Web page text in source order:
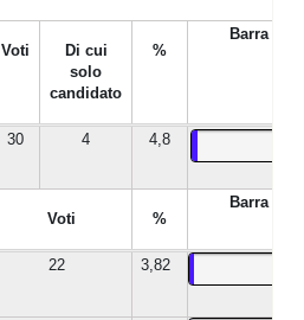
Voti
Di cui
solo
candidato
%
Barra %
30 4 4,8
Voti %
Barra %
22 3,82